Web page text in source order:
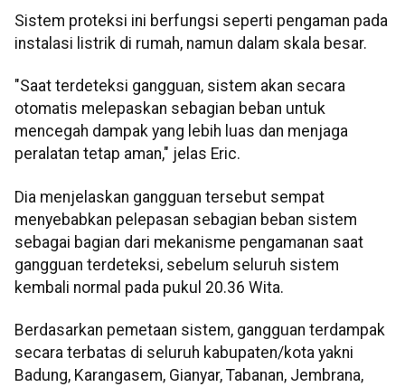
Sistem proteksi ini berfungsi seperti pengaman pada
instalasi listrik di rumah, namun dalam skala besar.
"Saat terdeteksi gangguan, sistem akan secara
otomatis melepaskan sebagian beban untuk
mencegah dampak yang lebih luas dan menjaga
peralatan tetap aman," jelas Eric.
Dia menjelaskan gangguan tersebut sempat
menyebabkan pelepasan sebagian beban sistem
sebagai bagian dari mekanisme pengamanan saat
gangguan terdeteksi, sebelum seluruh sistem
kembali normal pada pukul 20.36 Wita.
Berdasarkan pemetaan sistem, gangguan terdampak
secara terbatas di seluruh kabupaten/kota yakni
Badung, Karangasem, Gianyar, Tabanan, Jembrana,